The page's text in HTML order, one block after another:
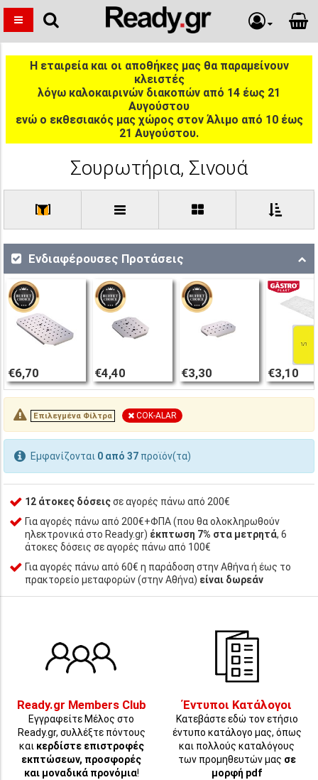
Η εταιρεία και οι αποθήκες μας θα παραμείνουν
κλειστές
λόγω καλοκαιρινών διακοπών από 14 έως 21
Αυγούστου
ενώ ο εκθεσιακός μας χώρος στον Άλιμο από 10 έως
21 Αυγούστου.
Σουρωτήρια, Σινουά
[ ]
Ενδιαφέρουσες Προτάσεις
€6,70 €4,40 €3,30 €3,10
Επιλεγμένα Φίλτρα COK-ALAR
Εμφανίζονται 0 από 37 προϊόν(τα)
12 άτοκες δόσειςσε αγορές πάνω από 200€
Για αγορές πάνω από 200€+ΦΠΑ (που θα ολοκληρωθούν
ηλεκτρονικά στο Ready.gr) έκπτωση 7% στα μετρητά, 6
άτοκες δόσεις σε αγορές πάνω από 100€
Για αγορές πάνω από 60€ η παράδοση στην Αθήνα ή έως το
πρακτορείο μεταφορών (στην Αθήνα) είναι δωρεάν
Ready.gr Members Club
Εγγραφείτε Μέλος στο
Ready.gr, συλλέξτε πόντους
και κερδίστε επιστροφές
εκπτώσεων, προσφορές
και μοναδικά προνόμια!
Έντυποι Κατάλογοι
Κατεβάστε εδώ τον ετήσιο
έντυπο κατάλογο μας, όπως
και πολλούς καταλόγους
των προμηθευτών μας σε
μορφή pdf